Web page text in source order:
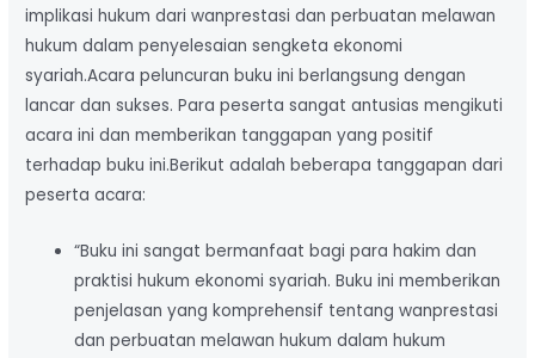
implikasi hukum dari wanprestasi dan perbuatan melawan
hukum dalam penyelesaian sengketa ekonomi
syariah.Acara peluncuran buku ini berlangsung dengan
lancar dan sukses. Para peserta sangat antusias mengikuti
acara ini dan memberikan tanggapan yang positif
terhadap buku ini.Berikut adalah beberapa tanggapan dari
peserta acara:
“Buku ini sangat bermanfaat bagi para hakim dan
praktisi hukum ekonomi syariah. Buku ini memberikan
penjelasan yang komprehensif tentang wanprestasi
dan perbuatan melawan hukum dalam hukum